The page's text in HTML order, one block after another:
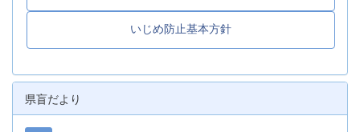
いじめ防止基本方針
県盲だより